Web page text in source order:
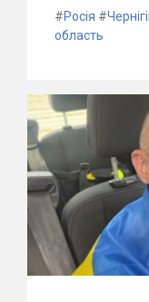
#Росія #
область